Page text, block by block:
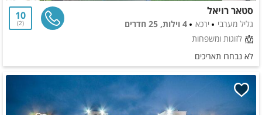
סטאר רויאל
גליל מערבי ירכא
4 וילות, 25 חדרים
לזוגות ומשפחות
10
2
לא נבחרו תאריכים